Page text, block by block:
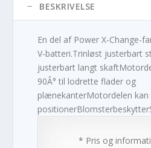
BESKRIVELSE
En del af Power X-Change-
V-batteri.Trinløst justerbart
justerbart langt
90Â° til lodrette flader og
plænekanterMotordelen kan
* Pris og